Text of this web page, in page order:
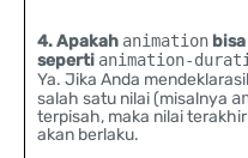
4. Apakah animation
seperti animation-
Ya. Jika Anda
salah satu nilai (misalnya
terpisah, maka nilai
akan berlaku.